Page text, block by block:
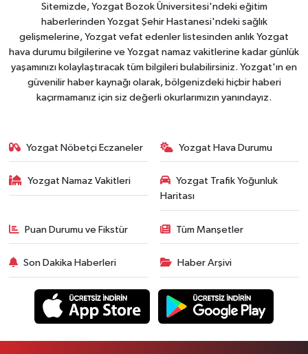
Sitemizde, Yozgat Bozok Üniversitesi'ndeki eğitim
haberlerinden Yozgat Şehir Hastanesi'ndeki sağlık
gelişmelerine, Yozgat vefat edenler listesinden anlık Yozgat
hava durumu bilgilerine ve Yozgat namaz vakitlerine kadar günlük
yaşamınızı kolaylaştıracak tüm bilgileri bulabilirsiniz. Yozgat'ın en
güvenilir haber kaynağı olarak, bölgenizdeki hiçbir haberi
kaçırmamanız için siz değerli okurlarımızın yanındayız.
Yozgat Nöbetçi Eczaneler Yozgat Hava Durumu
Yozgat Namaz Vakitleri
Yozgat Trafik Yoğunluk
Haritası
Puan Durumu ve Fikstür Tüm Manşetler
Son Dakika Haberleri Haber Arşivi